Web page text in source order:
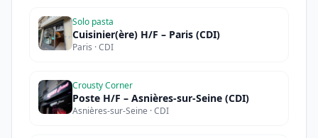
Solo pasta
Cuisinier(ère) H/F – Paris (CDI)
Paris · CDI
Crousty Corner
Poste H/F – Asnières-sur-Seine (CDI)
Asnières-sur-Seine · CDI